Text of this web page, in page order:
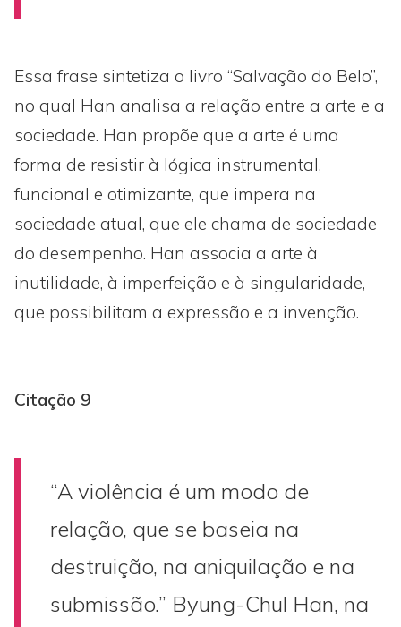
Essa frase sintetiza o livro “Salvação do Belo”,
no qual Han analisa a relação entre a arte e a
sociedade. Han propõe que a arte é uma
forma de resistir à lógica instrumental,
funcional e otimizante, que impera na
sociedade atual, que ele chama de sociedade
do desempenho. Han associa a arte à
inutilidade, à imperfeição e à singularidade,
que possibilitam a expressão e a invenção.
Citação 9
“A violência é um modo de
relação, que se baseia na
destruição, na aniquilação e na
submissão.” Byung-Chul Han, na